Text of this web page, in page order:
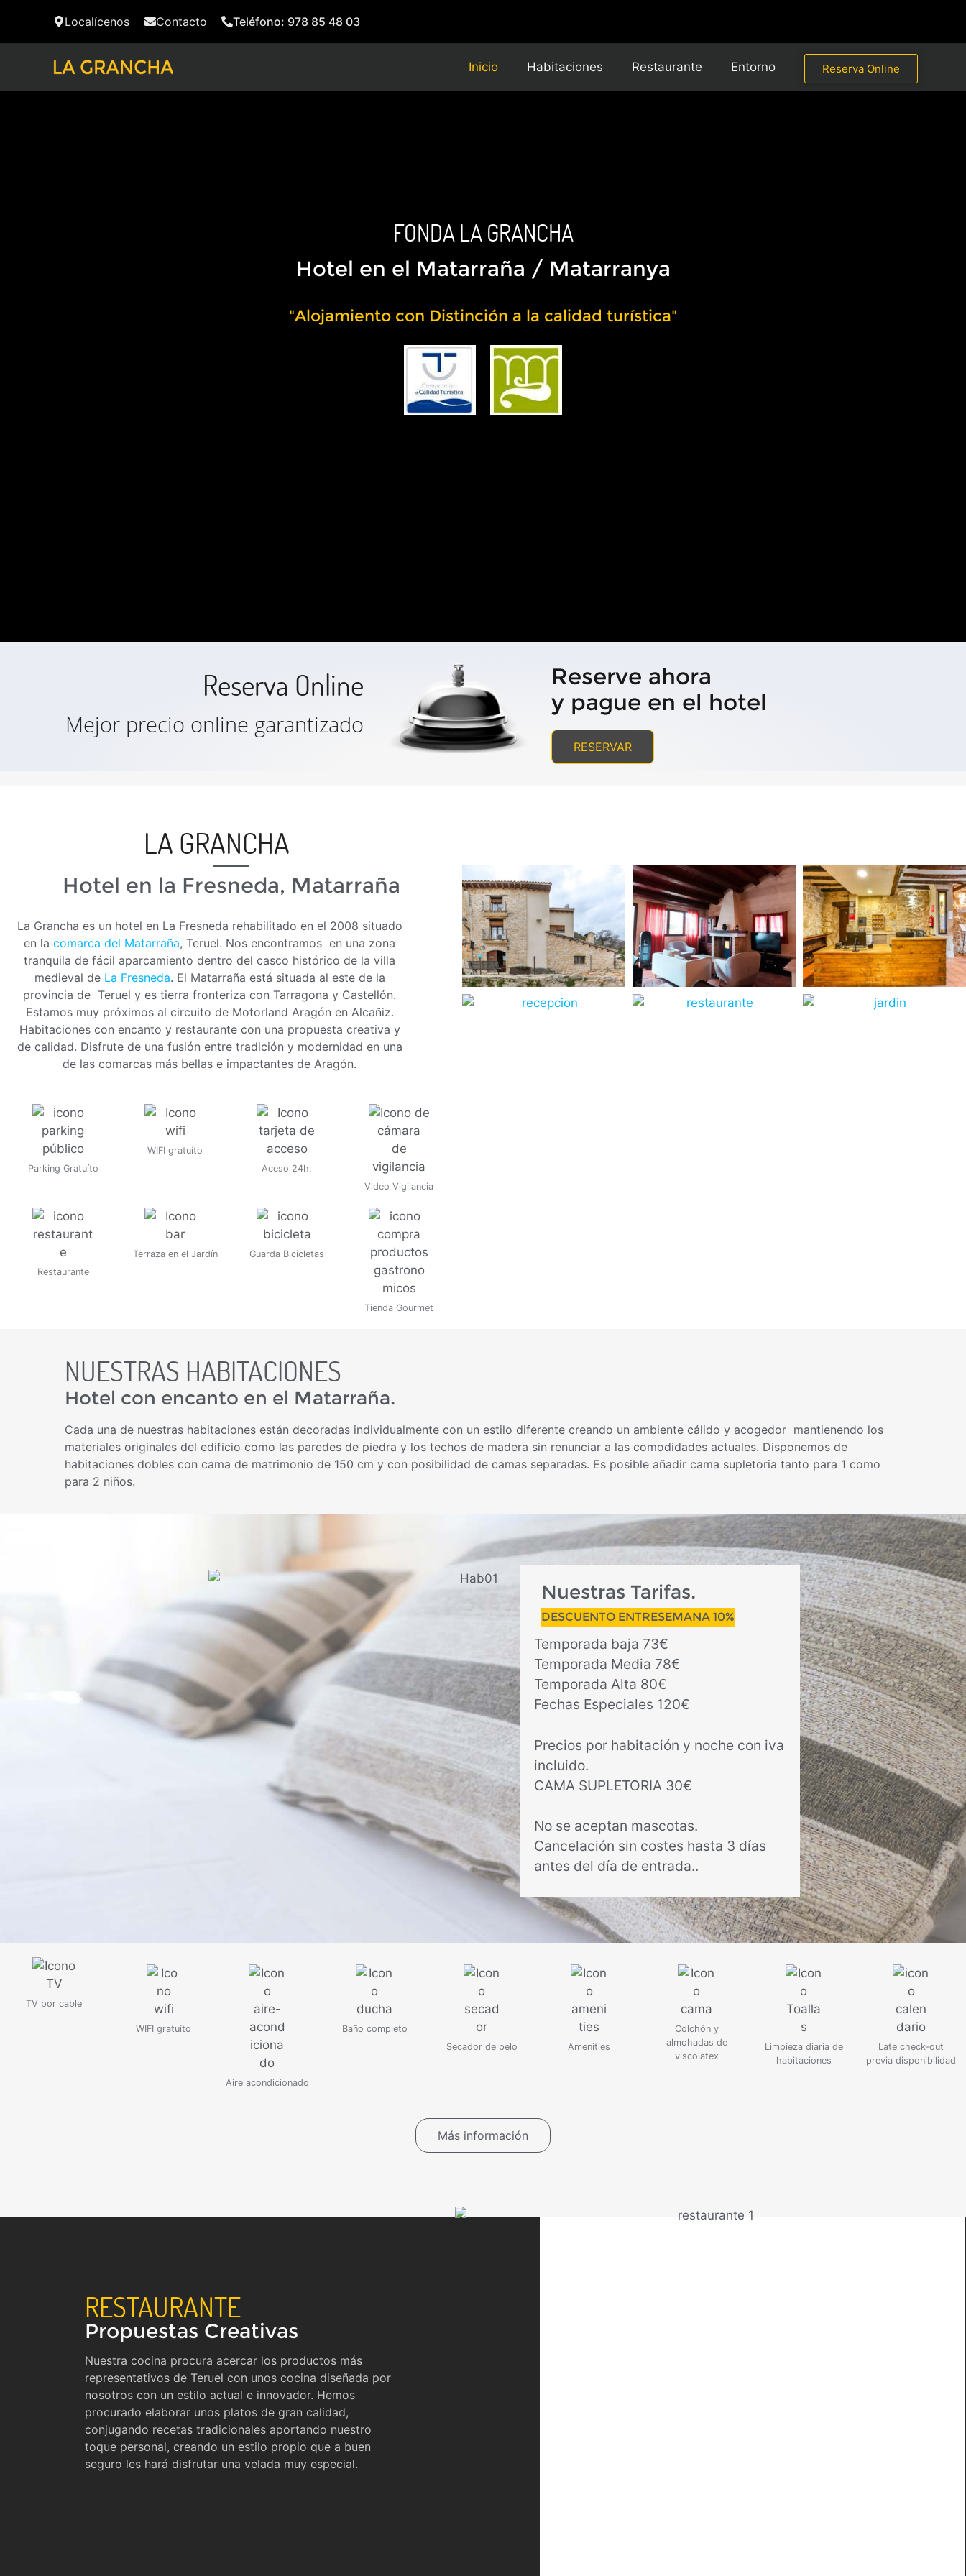
Localícenos Contacto Teléfono: 978 85 48 03
Inicio Habitaciones Restaurante Entorno Reserva Online
FONDA LA GRANCHA
Hotel en el Matarraña / Matarranya
"Alojamiento con Distinción a la calidad turística"
Reserva Online
Mejor precio online garantizado
Reserve ahora
y pague en el hotel
RESERVAR
LA GRANCHA
Hotel en la Fresneda, Matarraña
La Grancha es un hotel en La Fresneda rehabilitado en el 2008 situado
en la comarca del Matarraña, Teruel. Nos encontramos en una zona
tranquila de fácil aparcamiento dentro del casco histórico de la villa
medieval de La Fresneda. El Matarraña está situada al este de la
provincia de Teruel y es tierra fronteriza con Tarragona y Castellón.
Estamos muy próximos al circuito de Motorland Aragón en Alcañiz.
Habitaciones con encanto y restaurante con una propuesta creativa y
de calidad. Disfrute de una fusión entre tradición y modernidad en una
de las comarcas más bellas e impactantes de Aragón.
Parking Gratuíto
WIFI gratuíto
Aceso 24h.
Video Vigilancia
Restaurante
Terraza en el Jardín Guarda Bicicletas
Tienda Gourmet
NUESTRAS HABITACIONES
Hotel con encanto en el Matarraña.
Cada una de nuestras habitaciones están decoradas individualmente con un estilo diferente creando un ambiente cálido y acogedor mantienendo los
materiales originales del edificio como las paredes de piedra y los techos de madera sin renunciar a las comodidades actuales. Disponemos de
habitaciones dobles con cama de matrimonio de 150 cm y con posibilidad de camas separadas. Es posible añadir cama supletoria tanto para 1 como
para 2 niños.
Nuestras Tarifas.
DESCUENTO ENTRESEMANA 10%
Temporada baja 73€
Temporada Media 78€
Temporada Alta 80€
Fechas Especiales 120€
Precios por habitación y noche con iva
incluido.
CAMA SUPLETORIA 30€
No se aceptan mascotas.
Cancelación sin costes hasta 3 días
antes del día de entrada..
TV por cable
WIFI gratuíto
Aire acondicionado
Baño completo
Secador de pelo
Amenities
Colchón y
almohadas de
viscolatex
Limpieza diaria de
habitaciones
Late check-out
previa disponibilidad
Más información
RESTAURANTE
Propuestas Creativas
Nuestra cocina procura acercar los productos más
representativos de Teruel con unos cocina diseñada por
nosotros con un estilo actual e innovador. Hemos
procurado elaborar unos platos de gran calidad,
conjugando recetas tradicionales aportando nuestro
toque personal, creando un estilo propio que a buen
seguro les hará disfrutar una velada muy especial.